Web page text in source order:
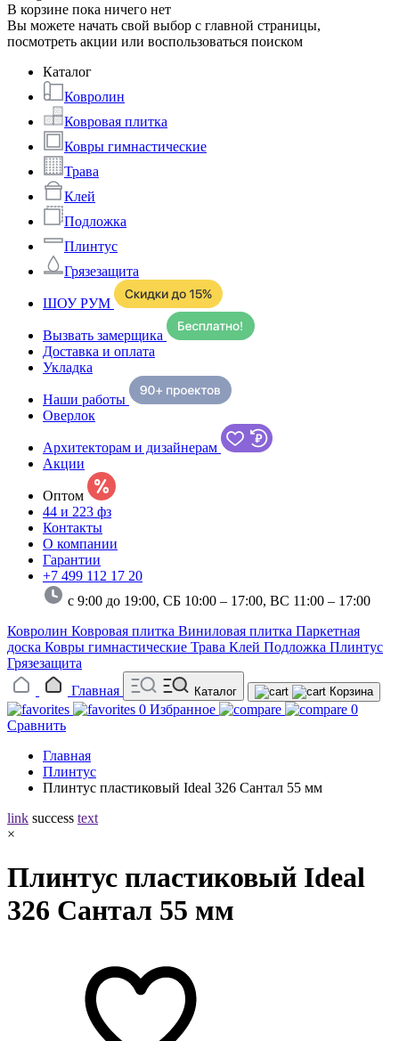
В корзине пока ничего нет
Вы можете начать свой выбор с главной страницы,
посмотреть акции или воспользоваться поиском
Каталог
Ковролин
Ковровая плитка
Ковры гимнастические
Трава
Клей
Подложка
Плинтус
Грязезащита
ШОУ РУМ
Вызвать замерщика
Доставка и оплата
Укладка
Наши работы
Оверлок
Архитекторам и дизайнерам
Акции
Оптом
44 и 223 фз
Контакты
О компании
Гарантии
+7 499 112 17 20
с 9:00 до 19:00, СБ 10:00 – 17:00, ВС 11:00 – 17:00
Ковролин Ковровая плитка Виниловая плитка Паркетная
доска Ковры гимнастические Трава Клей Подложка Плинтус
Грязезащита
Главная
Каталог Корзина
0 Избранное
0
Сравнить
Главная
Плинтус
Плинтус пластиковый Ideal 326 Сантал 55 мм
link success text
×
Плинтус пластиковый Ideal
326 Сантал 55 мм